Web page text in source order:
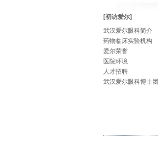
[初访爱尔]
武汉爱尔眼科简介
药物临床实验机构
爱尔荣誉
医院环境
人才招聘
武汉爱尔眼科博士团